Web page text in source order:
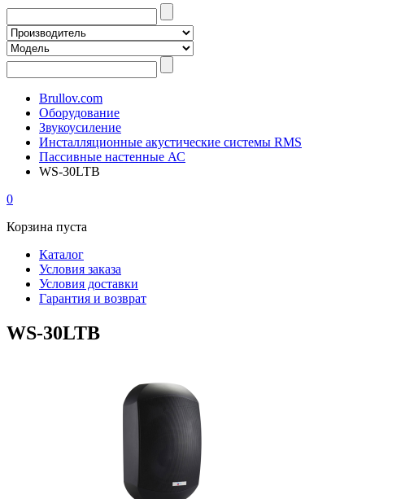
Brullov.com
Оборудование
Звукоусиление
Инсталляционные акустические системы RMS
Пассивные настенные АС
WS-30LTB
0
Корзина пуста
Каталог
Условия заказа
Условия доставки
Гарантия и возврат
WS-30LTB